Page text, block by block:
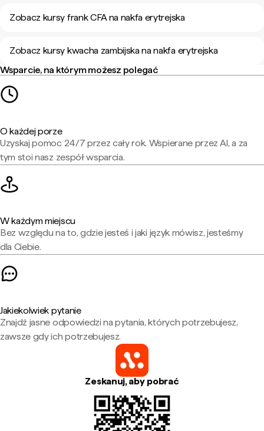
Zobacz kursy frank CFA na nakfa erytrejska
Zobacz kursy kwacha zambijska na nakfa erytrejska
Wsparcie, na którym możesz polegać
O każdej porze
Uzyskaj pomoc 24/7 przez cały rok. Wspierane przez AI, a za
tym stoi nasz zespół wsparcia.
W każdym miejscu
Bez względu na to, gdzie jesteś i jaki język mówisz, jesteśmy
dla Ciebie.
Jakiekolwiek pytanie
Znajdź jasne odpowiedzi na pytania, których potrzebujesz,
zawsze gdy ich potrzebujesz.
Zeskanuj, aby pobrać